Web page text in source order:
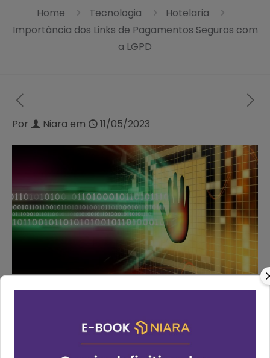
Home Tecnologia
Hotelaria
Importância dos Links de Pagamentos Seguros com
a LGPD
Por Niara em 11/05/2023
importantes para o uso e tratamento de